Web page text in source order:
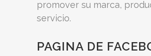
promover su marca,
servicio.
PAGINA DE